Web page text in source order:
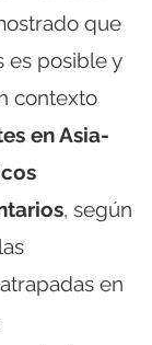
que
es posible y
contexto
en Asia-
, según
en